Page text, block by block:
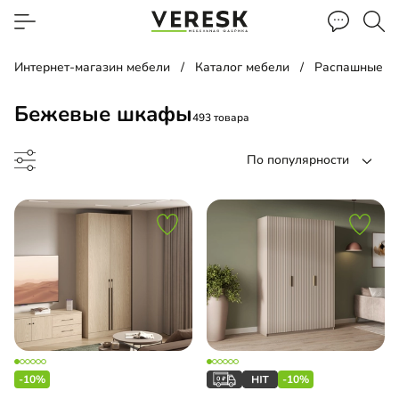
Интернет-магазин мебели Каталог мебели Распашные
Бежевые шкафы493 товара
По популярности
навесной
шкаф
-10% -10%